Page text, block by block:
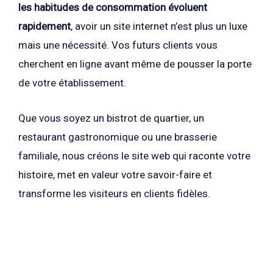
les habitudes de consommation évoluent
rapidement, avoir un site internet n’est plus un luxe
mais une nécessité. Vos futurs clients vous
cherchent en ligne avant même de pousser la porte
de votre établissement.
Que vous soyez un bistrot de quartier, un
restaurant gastronomique ou une brasserie
familiale, nous créons le site web qui raconte votre
histoire, met en valeur votre savoir-faire et
transforme les visiteurs en clients fidèles.